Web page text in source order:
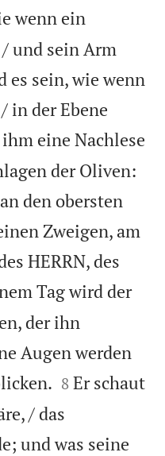
wenn ein
und sein Arm
es sein, wie wenn
in der Ebene
eine Nachlese
der Oliven:
den obersten
Zweigen, am
HERRN, des
Tag wird der
der ihn
Augen werden


8 Er schaut
/ das
und was seine